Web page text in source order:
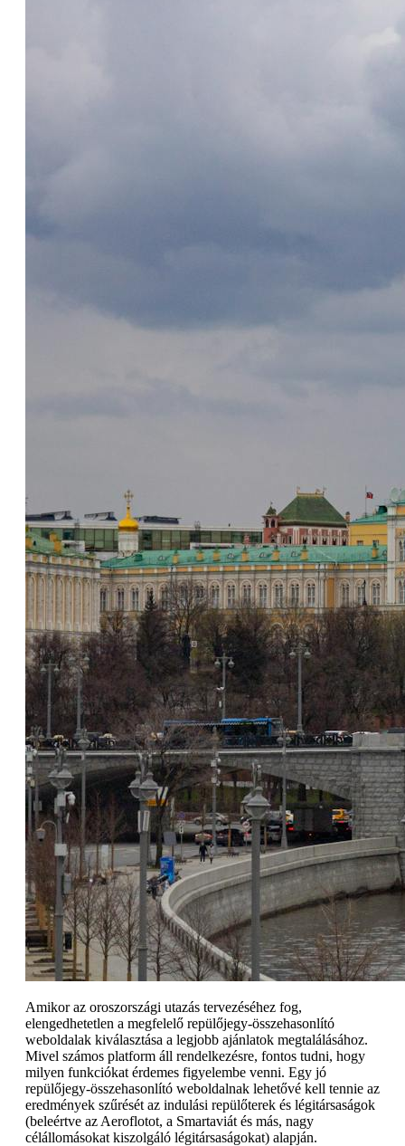
Amikor az oroszországi utazás tervezéséhez fog,
elengedhetetlen a megfelelő repülőjegy-összehasonlító
weboldalak kiválasztása a legjobb ajánlatok megtalálásához.
Mivel számos platform áll rendelkezésre, fontos tudni, hogy
milyen funkciókat érdemes figyelembe venni. Egy jó
repülőjegy-összehasonlító weboldalnak lehetővé kell tennie az
eredmények szűrését az indulási repülőterek és légitársaságok
(beleértve az Aeroflotot, a Smartaviát és más, nagy
célállomásokat kiszolgáló légitársaságokat) alapján.